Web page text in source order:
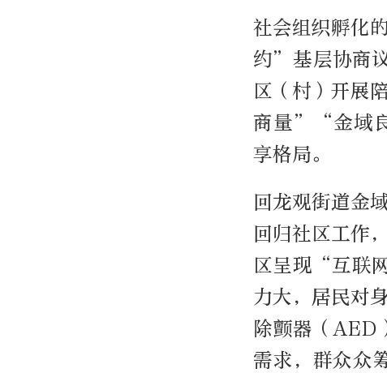
社会组织孵化
约”基层协商
区（村）开展
商量”“金域
享格局。
回龙观街道金
回归社区工作
区呈现“互联
力大，居民对
除颤器（AED
需求，群众众